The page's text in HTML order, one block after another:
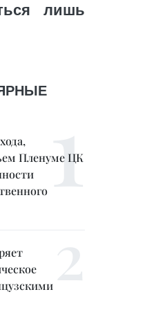
лишь
Пленуме ЦК